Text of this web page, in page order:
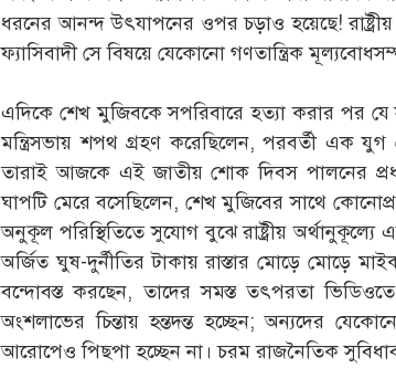
ধরনের আনন্দ উৎযাপনের ওপর চড়াও হয়েছে!
ফ্যাসিবাদী সে বিষয়ে যেকোনো গণতান্ত্রিক
এদিকে শেখ মুজিবকে সপরিবারে হত্যা করার পর
মন্ত্রিসভায় শপথ গ্রহণ করেছিলেন, পরবর্তী এক
তারাই আজকে এই জাতীয় শোক দিবস পালনের
ঘাপটি মেরে বসেছিলেন, শেখ মুজিবের সাথে
অনুকূল পরিস্থিতিতে সুযোগ বুঝে রাষ্ট্রীয়
অর্জিত ঘুষ-দুর্নীতির টাকায় রাস্তার মোড়ে মোড়ে
বন্দোবস্ত করছেন, তাদের সমস্ত তৎপরতা
অংশলাভের চিন্তায় হন্তদন্ত হচ্ছেন; অন্যদের
আরোপেও পিছপা হচ্ছেন না। চরম রাজনৈতিক